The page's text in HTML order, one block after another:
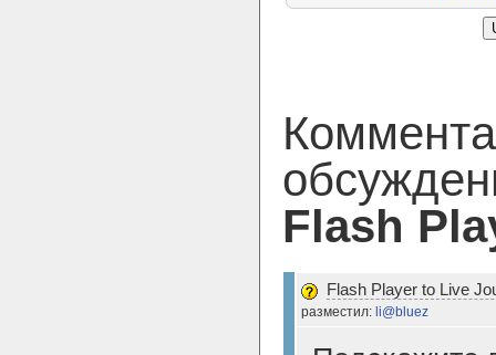
Flash
Flash Player to Live
разместил: li@bluez